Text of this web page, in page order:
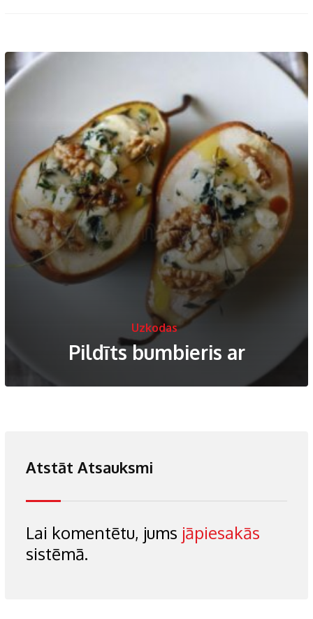
Uzkodas
Pildīts bumbieris ar
Atstāt Atsauksmi
Lai komentētu, jums jāpiesakās
sistēmā.